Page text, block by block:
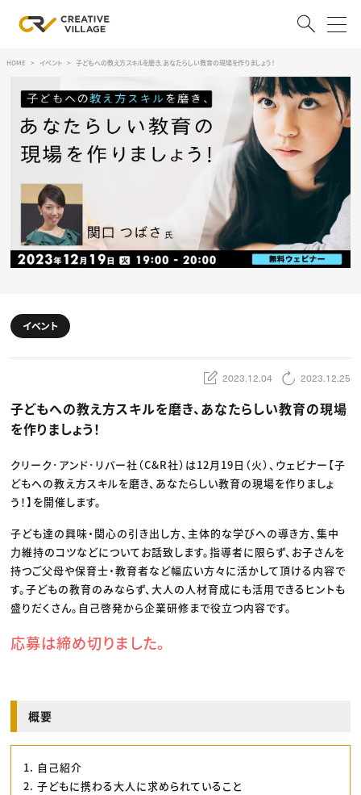
ACCOUNT
ログイン 会員登録
RECRUIT
クリエイター求人を探す
CREATIVE JOB求人検索
特集求人
採用説明会
転職支援サービス
CONTENTS
スキルアップしたい！ トップ
デザイン
動画配信・映像制作
ディレクション
業界解説・キャリア事情
お役立ち基礎知識
TOP Creator’s コラム
ゲームクリエイター
映像クリエイター
マーケッター
C＆R Magazine
ニュース・トレンド
Web
映像
ゲーム・エンタメ
広告
出版
CREATIVE VILLAGEからのお知らせ
プロフェッショナル×つながる×メディア
HOME イベント 子どもへの教え方スキルを磨き、あなたらしい教育の現場を作りましょう！
イベント
2023.12.04 2023.12.25
子どもへの教え方スキルを磨き、あなたらしい教育の現場
を作りましょう！
クリーク･アンド･リバー社（C&R社）は12月19日（火）、ウェビナー【子
どもへの教え方スキルを磨き、あなたらしい教育の現場を作りましょ
う！】を開催します。
子ども達の興味・関心の引き出し方、主体的な学びへの導き方、集中
力維持のコツなどについてお話致します。指導者に限らず、お子さんを
持つご父母や保育士・教育者など幅広い方々に活かして頂ける内容で
す。子どもの教育のみならず、大人の人材育成にも活用できるヒントも
盛りだくさん。自己啓発から企業研修まで役立つ内容です。
応募は締め切りました。
概要
1. 自己紹介
2. 子どもに携わる大人に求められていること